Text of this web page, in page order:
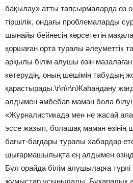
бақылау» атты тапсырмаларда өз
тіршілік, ондағы проблемаларды
шынайы бейнесін көрсететін
қоршаған орта туралы әлеуметтік
арқылы білім алушы өзін
көтерудің, оның шешімін табудың
қарастырады.\r\n\r\nЖаһандану
алдымен әмбебап маман бола
«Журналистикада мен не жасай
эссе жазып, болашақ маман
бағыт-бағдары туралы хабардар
шығармашылықта ең алдымен
Бұл орайда білім алушыларға түрлі
жұмыстар ұсынылады. Бұқаралық